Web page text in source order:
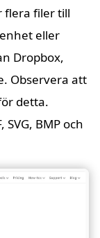
flera filer till
eller
Dropbox,
Observera att
detta.
SVG, BMP och